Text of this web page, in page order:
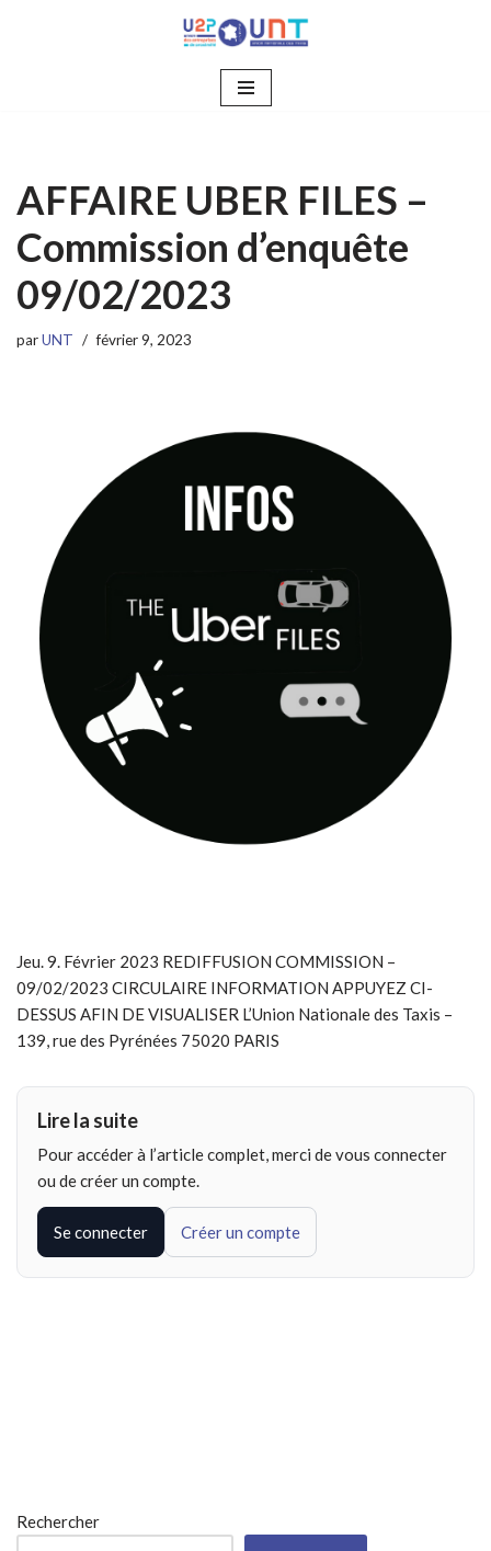
AFFAIRE UBER FILES –
Commission d’enquête
09/02/2023
parUNT février 9, 2023
Jeu. 9. Février 2023 REDIFFUSION COMMISSION –
09/02/2023 CIRCULAIRE INFORMATION APPUYEZ CI-
DESSUS AFIN DE VISUALISER L’Union Nationale des Taxis –
139, rue des Pyrénées 75020 PARIS
Lire la suite
Pour accéder à l’article complet, merci de vous connecter
ou de créer un compte.
Se connecter Créer un compte
Rechercher